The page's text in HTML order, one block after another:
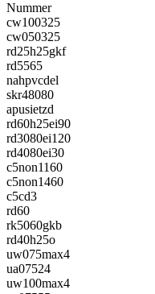
Nummer
cw100325
cw050325
rd25h25gkf
rd5565
nahpvcdel
skr48080
apusietzd
rd60h25ei90
rd3080ei120
rd4080ei30
c5non1160
c5non1460
c5cd3
rd60
rk5060gkb
rd40h25o
uw075max4
ua07524
uw100max4